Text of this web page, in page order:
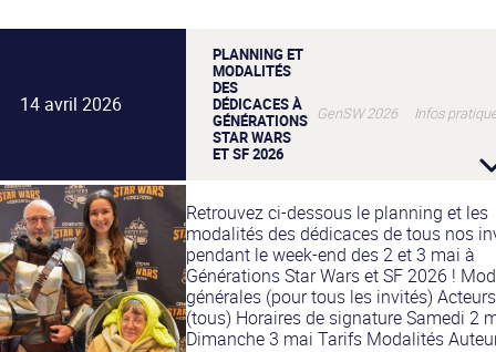
14 avril 2026
PLANNING ET
MODALITÉS
DES
DÉDICACES À
GÉNÉRATIONS
STAR WARS
ET SF 2026
GenSW 2026 Infos
Retrouvez ci-dessous le planning et les
modalités des dédicaces de tous nos
pendant le week-end des 2 et 3 mai à
Générations Star Wars et SF 2026 !
générales (pour tous les invités) Acteurs
(tous) Horaires de signature Samedi 2
Dimanche 3 mai Tarifs Modalités